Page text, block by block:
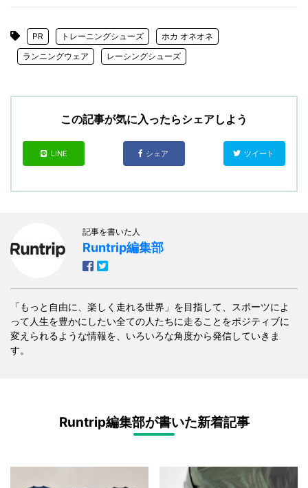
PR トレーニングシューズ
ホカ オネオネ
ランニングウェア
レーシングシューズ
この記事が気に入ったらシェアしよう
LINE シェア ツイート
記事を書いた人
Runtrip編集部
「もっと自由に、楽しく走れる世界」を目指して、スポーツによ
って人生を豊かにしたい全ての人たちに走ることをポジティブに
変えられるような情報を、いろいろな角度から発信していきま
す。
Runtrip編集部が書いた新着記事